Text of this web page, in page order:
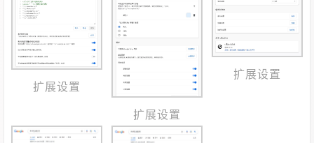
扩展设置
扩展设置
扩展设置